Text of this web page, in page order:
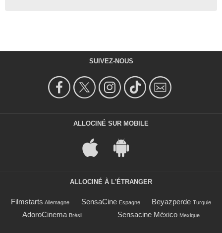
SUIVEZ-NOUS
ALLOCINÉ SUR MOBILE
ALLOCINÉ À L'ÉTRANGER
Filmstarts Allemagne SensaCine Espagne Beyazperde Turquie
AdoroCinema Brésil Sensacine México Mexique